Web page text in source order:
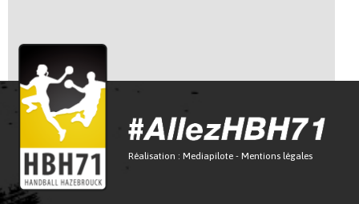
Réalisation : Mediapilote - Mentions légales